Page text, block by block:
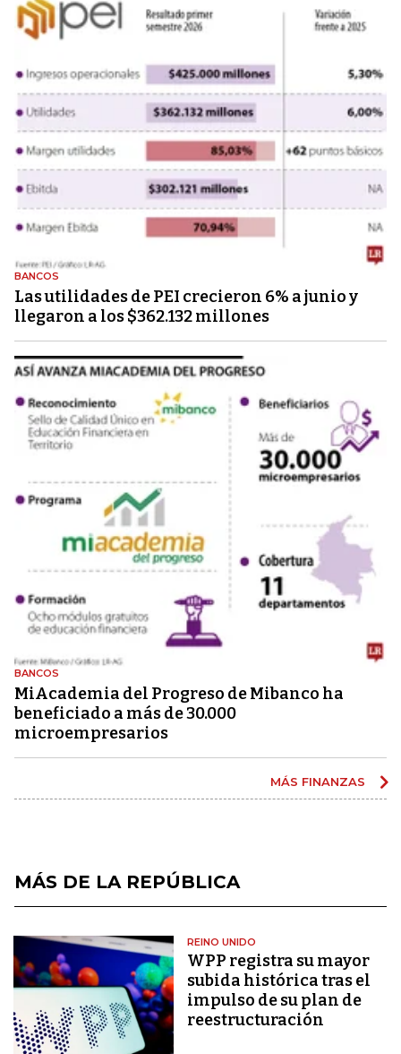
BANCOS
Las utilidades de PEI crecieron 6% a junio y
llegaron a los $362.132 millones
BANCOS
MiAcademia del Progreso de Mibanco ha
beneficiado a más de 30.000
microempresarios
MÁS FINANZAS
MÁS DE LA REPÚBLICA
REINO UNIDO
WPP registra su mayor
subida histórica tras el
impulso de su plan de
reestructuración